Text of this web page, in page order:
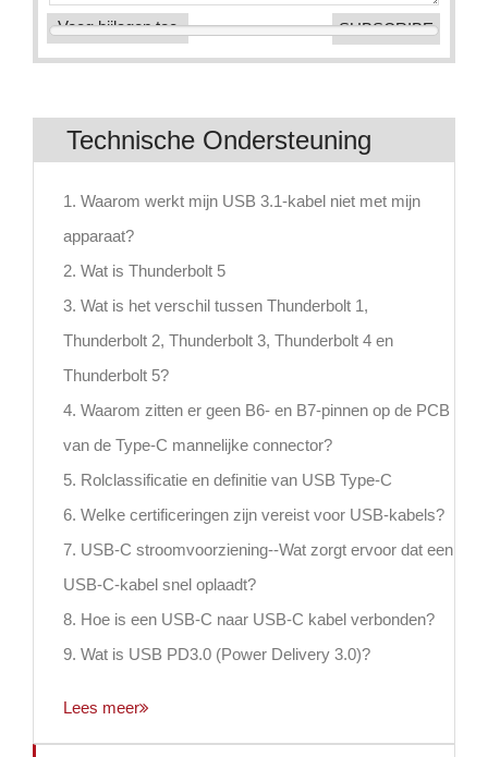
Voeg bijlagen toe
Technische Ondersteuning
1. Waarom werkt mijn USB 3.1-kabel niet met mijn
apparaat?
2. Wat is Thunderbolt 5
3. Wat is het verschil tussen Thunderbolt 1,
Thunderbolt 2, Thunderbolt 3, Thunderbolt 4 en
Thunderbolt 5?
4. Waarom zitten er geen B6- en B7-pinnen op de PCB
van de Type-C mannelijke connector?
5. Rolclassificatie en definitie van USB Type-C
6. Welke certificeringen zijn vereist voor USB-kabels?
7. USB-C stroomvoorziening--Wat zorgt ervoor dat een
USB-C-kabel snel oplaadt?
8. Hoe is een USB-C naar USB-C kabel verbonden?
9. Wat is USB PD3.0 (Power Delivery 3.0)?
Lees meer